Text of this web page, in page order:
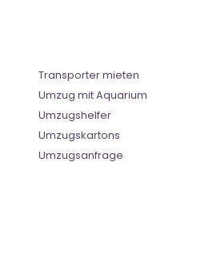
Transporter mieten
Umzug mit Aquarium
Umzugshelfer
Umzugskartons
Umzugsanfrage